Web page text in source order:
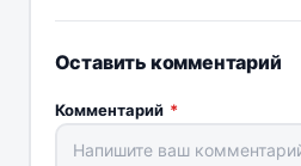
Оставить комментарий
Комментарий *